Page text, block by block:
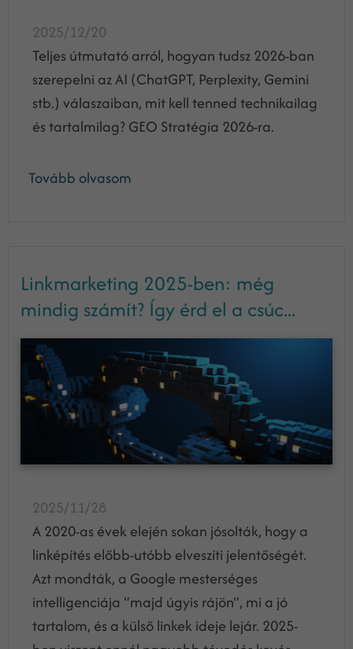
2025/12/20
Teljes útmutató arról, hogyan tudsz 2026-ban
szerepelni az AI (ChatGPT, Perplexity, Gemini
stb.) válaszaiban, mit kell tenned technikailag
és tartalmilag? GEO Stratégia 2026-ra.
Tovább olvasom
Linkmarketing 2025-ben: még
mindig számít? Így érd el a csúc...
2025/11/28
A 2020-as évek elején sokan jósolták, hogy a
linképítés előbb-utóbb elveszíti jelentőségét.
Azt mondták, a Google mesterséges
intelligenciája “majd úgyis rájön”, mi a jó
tartalom, és a külső linkek ideje lejár. 2025-